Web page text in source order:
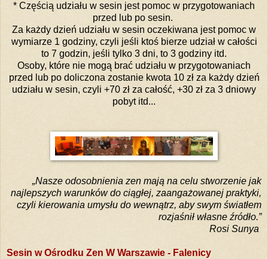
* Częścią udziału w sesin jest pomoc w przygotowaniach
przed lub po sesin.
Za każdy dzień udziału w sesin oczekiwana jest pomoc w
wymiarze 1 godziny, czyli jeśli ktoś bierze udział w całości
to 7 godzin, jeśli tylko 3 dni, to 3 godziny itd.
Osoby, które nie mogą brać udziału w przygotowaniach
przed lub po doliczona zostanie kwota 10 zł za każdy dzień
udziału w sesin, czyli +70 zł za całość, +30 zł za 3 dniowy
pobyt itd...
„Nasze odosobnienia zen mają na celu stworzenie jak
najlepszych warunków do ciągłej, zaangażowanej praktyki,
czyli kierowania umysłu do wewnątrz, aby swym światłem
rozjaśnił własne źródło.”
Rosi Sunya
Sesin w Ośrodku Zen W Warszawie - Falenicy